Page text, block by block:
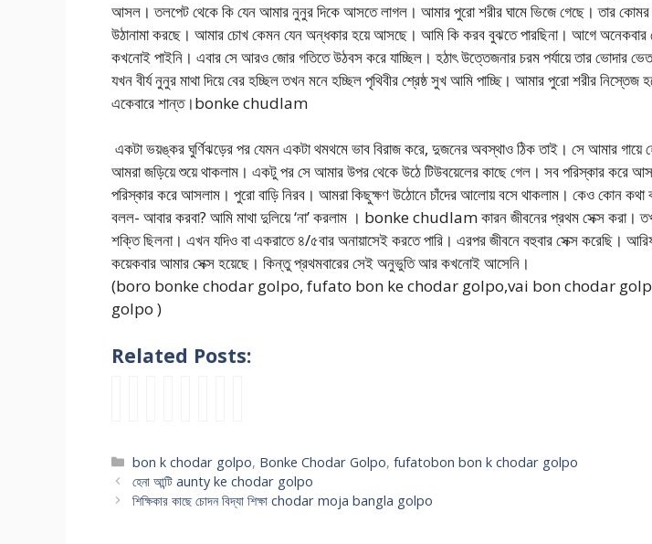
আসল। তলপেট থেকে কি যেন আমার নুনুর দিকে আসতে লাগল। আমার পুরো শরীর ঘামে ভিজে গেছে। তার
উঠানামা করছে। আমার চোখ কেমন যেন অন্ধকার হয়ে আসছে। আমি কি করব বুঝতে পারছিনা। আগে অনেকবার
কখনোই পাইনি। এবার সে আরও জোর গতিতে উঠবস করে যাচ্ছিল। হঠাৎ উত্তেজনার চরম পর্যায়ে তার ভোদার
যখন বীর্য নুনুর মাথা দিয়ে বের হচ্ছিল তখন মনে হচ্ছিল পৃথিবীর শ্রেষ্ঠ সুখ আমি পাচ্ছি। আমার পুরো শরীর
একেবারে শান্ত।bonke chudlam
একটা ভয়ঙ্কর ঘুর্ণিঝড়ের পর যেমন একটা থমথমে ভাব বিরাজ করে, দুজনের অবস্থাও ঠিক তাই। সে আমার গায়ে
আমরা জড়িয়ে শুয়ে থাকলাম। একটু পর সে আমার উপর থেকে উঠে টিউবয়েলের কাছে গেল। সব পরিস্কার করে
পরিস্কার করে আসলাম। পুরো বাড়ি নিরব। আমরা কিছুক্ষণ উঠোনে চাঁদের আলোয় বসে থাকলাম। কেও কোন
বলল- আবার করবা? আমি মাথা দুলিয়ে ‘না’ করলাম । bonke chudlam কারন জীবনের প্রথম সেক্স করা।
শক্তি ছিলনা। এখন যদিও বা একরাতে ৪/৫বার অনায়াসেই করতে পারি। এরপর জীবনে বহুবার সেক্স করেছি।
কয়েকবার আমার সেক্স হয়েছে। কিন্তু প্রথমবারের সেই অনুভুতি আর কখনোই আসেনি।
(boro bonke chodar golpo, fufato bon ke chodar golpo,vai bon chodar
golpo )
Related Posts:
বো
নে
র
K
e
C
বো
ন
কে
পু দি
দি
বো
ন
কে
চু
দা
শু
ভি
ত
রে
Categories
bon k chodar golpo, Bonke Chodar Golpo,fufatobon bon k chodar golpo
হেনা আন্টি aunty ke chodar golpo
শিক্ষিকার কাছে চোদন বিদ্যা শিক্ষা chodar moja bangla golpo